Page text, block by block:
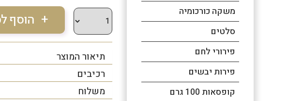
תיאור המוצר
רכיבים
משלוח
משקה כורכומיה
סלטים
פירורי לחם
פירות יבשים
קופסאות 100 גרם